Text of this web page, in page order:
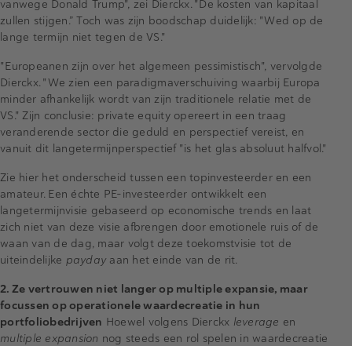
vanwege Donald Trump", zei Dierckx. "De kosten van kapitaal
zullen stijgen.” Toch was zijn boodschap duidelijk: "Wed op de
lange termijn niet tegen de VS."
"Europeanen zijn over het algemeen pessimistisch", vervolgde
Dierckx. "We zien een paradigmaverschuiving waarbij Europa
minder afhankelijk wordt van zijn traditionele relatie met de
VS." Zijn conclusie: private equity opereert in een traag
veranderende sector die geduld en perspectief vereist, en
vanuit dit langetermijnperspectief "is het glas absoluut halfvol."
Zie hier het onderscheid tussen een topinvesteerder en een
amateur. Een échte PE-investeerder ontwikkelt een
langetermijnvisie gebaseerd op economische trends en laat
zich niet van deze visie afbrengen door emotionele ruis of de
waan van de dag, maar volgt deze toekomstvisie tot de
uiteindelijke payday aan het einde van de rit.
2. Ze vertrouwen niet langer op multiple expansie, maar
focussen op operationele waardecreatie in hun
portfoliobedrijven Hoewel volgens Dierckx leverage en
multiple expansion nog steeds een rol spelen in waardecreatie